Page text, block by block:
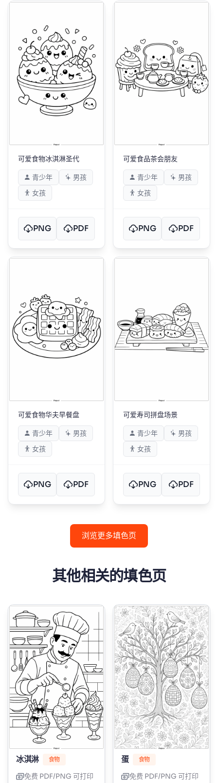
可爱食物冰淇淋圣代
青少年
男孩
女孩
PNG PDF
可爱食品茶会朋友
青少年
男孩
女孩
PNG PDF
可爱食物华夫早餐盘
青少年
男孩
女孩
PNG PDF
可爱寿司拼盘场景
青少年
男孩
女孩
PNG PDF
浏览更多填色页
其他相关的填色页
冰淇淋 食物
免费 PDF/PNG 可打印
蛋 食物
免费 PDF/PNG 可打印